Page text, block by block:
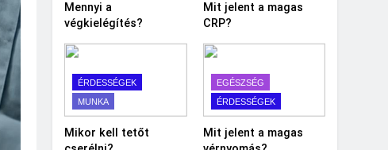
Mennyi a
végkielégítés?
Mit jelent a magas
CRP?
ÉRDESSÉGEK
MUNKA
Mikor kell tetőt
EGÉSZSÉG
ÉRDESSÉGEK
Mit jelent a magas